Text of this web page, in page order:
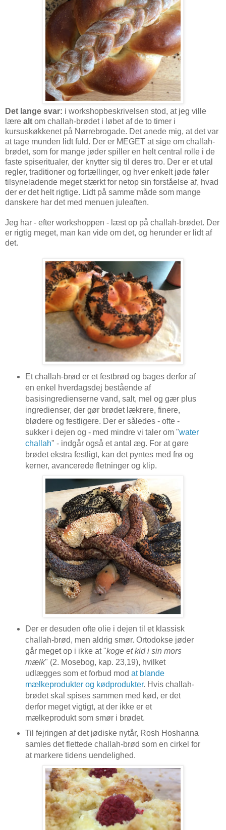
Det lange svar: i workshopbeskrivelsen stod, at jeg ville
lære alt om challah-brødet i løbet af de to timer i
kursuskøkkenet på Nørrebrogade. Det anede mig, at det var
at tage munden lidt fuld. Der er MEGET at sige om challah-
brødet, som for mange jøder spiller en helt central rolle i de
faste spiseritualer, der knytter sig til deres tro. Der er et utal
regler, traditioner og fortællinger, og hver enkelt jøde føler
tilsyneladende meget stærkt for netop sin forståelse af, hvad
der er det helt rigtige. Lidt på samme måde som mange
danskere har det med menuen juleaften.
Jeg har - efter workshoppen - læst op på challah-brødet. Der
er rigtig meget, man kan vide om det, og herunder er lidt af
det.
Et challah-brød er et festbrød og bages derfor af
en enkel hverdagsdej bestående af
basisingredienserne vand, salt, mel og gær plus
ingredienser, der gør brødet lækrere, finere,
blødere og festligere. Der er således - ofte -
sukker i dejen og - med mindre vi taler om "water
challah" - indgår også et antal æg. For at gøre
brødet ekstra festligt, kan det pyntes med frø og
kerner, avancerede fletninger og klip.
Der er desuden ofte olie i dejen til et klassisk
challah-brød, men aldrig smør. Ortodokse jøder
går meget op i ikke at "koge et kid i sin mors
mælk" (2. Mosebog, kap. 23,19), hvilket
udlægges som et forbud mod at blande
mælkeprodukter og kødprodukter. Hvis challah-
brødet skal spises sammen med kød, er det
derfor meget vigtigt, at der ikke er et
mælkeprodukt som smør i brødet.
Til fejringen af det jødiske nytår, Rosh Hoshanna
samles det flettede challah-brød som en cirkel for
at markere tidens uendelighed.